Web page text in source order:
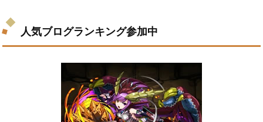
人気ブログランキング参加中